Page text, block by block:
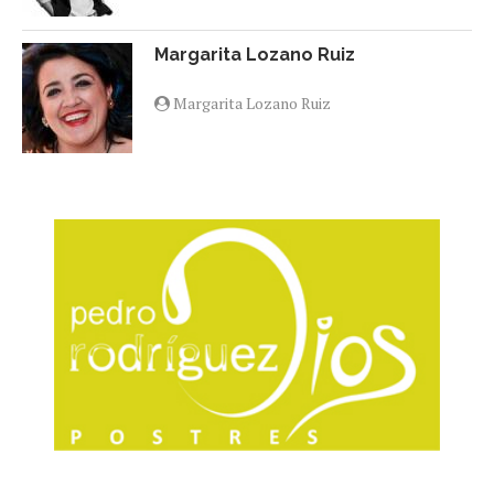
Margarita Lozano Ruiz
Margarita Lozano Ruiz